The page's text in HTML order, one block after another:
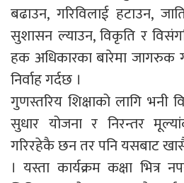
बढाउन, गरिविलाई हटाउन,
सुशासन ल्याउन, विकृति र
हक अधिकारका बारेमा जागरुक
निर्वाह गर्दछ ।
गुणस्तरिय शिक्षाको लागि भनी
सुधार योजना र निरन्तर
गरिरहेकै छन तर पनि यसबाट
। यस्ता कार्यक्रम कक्षा भित्र